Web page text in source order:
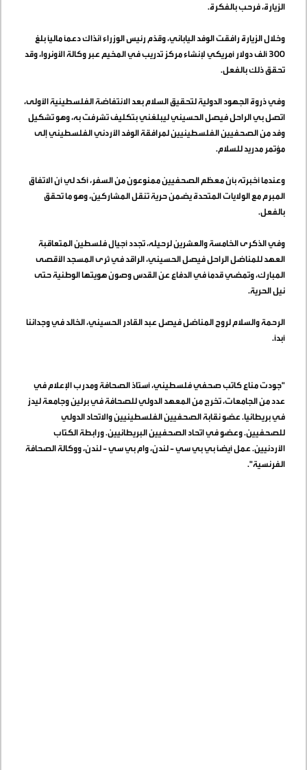
الزيارة، فرحب بالفكرة.
وخلال الزيارة رافقت الوفد الياباني، وقدّم رئيس الوزراء آنذاك دعماً مالياً بلغ
300 ألف دولار أمريكي لإنشاء مركز تدريب في المخيم عبر وكالة الأونروا، وقد
تحقق ذلك بالفعل.
وفي ذروة الجهود الدولية لتحقيق السلام بعد الانتفاضة الفلسطينية الأولى،
اتصل بي الراحل فيصل الحسيني ليبلغني بتكليف تشرفت به، وهو تشكيل
وفد من الصحفيين الفلسطينيين لمرافقة الوفد الأردني الفلسطيني إلى
مؤتمر مدريد للسلام.
وعندما أخبرته بأن معظم الصحفيين ممنوعون من السفر، أكد لي أن الاتفاق
المبرم مع الولايات المتحدة يضمن حرية تنقل المشاركين، وهو ما تحقق
بالفعل.
وفي الذكرى الخامسة والعشرين لرحيله، تجدد أجيال فلسطين المتعاقبة
العهد للمناضل الراحل فيصل الحسيني، الراقد في ثرى المسجد الأقصى
المبارك، وتمضي قدماً في الدفاع عن القدس وصون هويتها الوطنية حتى
نيل الحرية.
الرحمة والسلام لروح المناضل فيصل عبد القادر الحسيني، الخالد في وجداننا
أبداً.
"جودت مناع كاتب صحفي فلسطيني، أستاذ الصحافة ومدرب الإعلام في
عدد من الجامعات، تخرج من المعهد الدولي للصحافة في برلين وجامعة ليدز
في بريطانيا. عضو نقابة الصحفيين الفلسطينيين والاتحاد الدولي
للصحفيين. وعضو في اتحاد الصحفيين البريطانيين. ورابطة الكتاب
الأردنيين. عمل أيضاً بي بي سي - لندن، وام بي سي - لندن، ووكالة الصحافة
الفرنسية."